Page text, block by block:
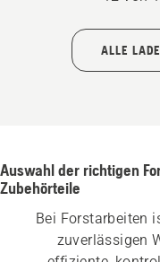
ALLE
Auswahl der richtigen
Zubehörteile
Bei Forstarbeiten
zuverlässigen